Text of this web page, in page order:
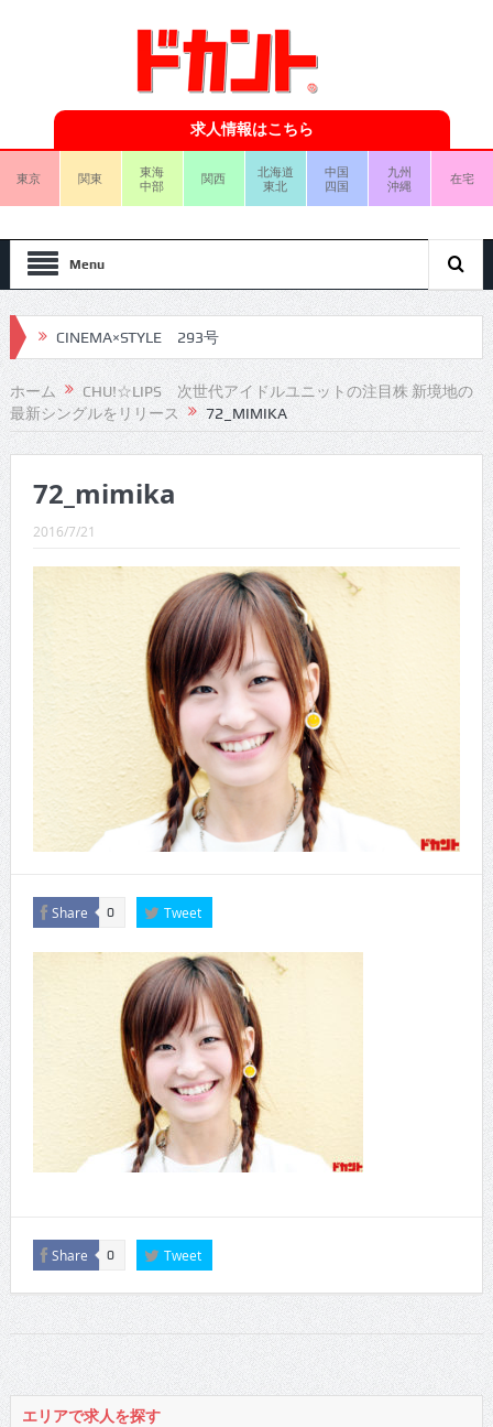
求人情報はこちら
東京 関東
東海
中部
関西
北海道
東北
中国
四国
九州
沖縄
在宅
Menu
CINEMA×STYLE 293号
CINEMA×STYLE 292号
CINEMA×STYLE 291号
CINEMA×STYLE 289号
CINEMA×STYLE 287号
CINEMA×STYLE 286号
CINEMA×STYLE 285号
CINEMA×STYLE 294号
ホーム
CHU!☆LIPS 次世代アイドルユニットの注目株 新境地の
最新シングルをリリース
72_MIMIKA
72_mimika
2016/7/21
Share 0 Tweet
Share 0 Tweet
エリアで求人を探す